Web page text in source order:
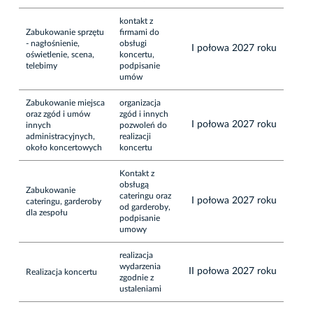
Zabukowanie sprzętu
- nagłośnienie,
oświetlenie, scena,
telebimy
kontakt z
firmami do
obsługi
koncertu,
podpisanie
umów
I połowa 2027 roku
Zabukowanie miejsca
oraz zgód i umów
innych
administracyjnych,
około koncertowych
organizacja
zgód i innych
pozwoleń do
realizacji
koncertu
I połowa 2027 roku
Zabukowanie
cateringu, garderoby
dla zespołu
Kontakt z
obsługą
cateringu oraz
od garderoby,
podpisanie
umowy
I połowa 2027 roku
Realizacja koncertu
realizacja
wydarzenia
zgodnie z
ustaleniami
II połowa 2027 roku